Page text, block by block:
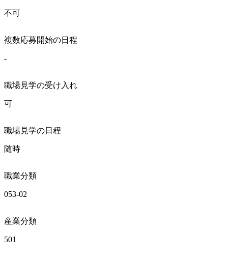
不可
複数応募開始の日程
-
職場見学の受け入れ
可
職場見学の日程
随時
職業分類
053-02
産業分類
501